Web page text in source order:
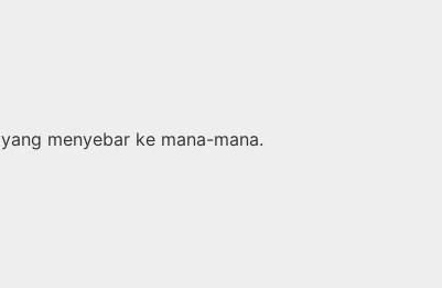
yang menyebar ke mana-mana.